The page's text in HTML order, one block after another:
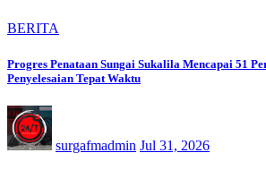
BERITA
Progres Penataan Sungai Sukalila Mencapai 51
Penyelesaian Tepat Waktu
surgafmadmin Jul 31, 2026